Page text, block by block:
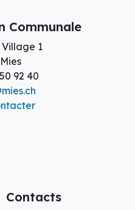
Communale
1
92 40
Contacts